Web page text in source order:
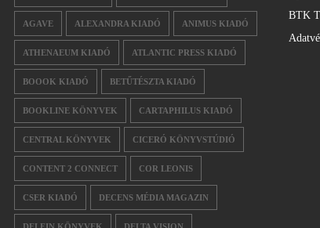
AGAVE ALEXANDRA KIADÓ ANIMUS KIADÓ
ATHENAEUM KIADÓ ATLANTIC PRESS KIADÓ
BOOOK KIADÓ BETŰTÉSZTA KIADÓ
BOOKLINE KÖNYVEK CARTAPHILUS KIADÓ
CENTRAL KÖNYVEK CICERÓ KÖNYVSTÚDIÓ
CONTENT 2 CONNECT COR LEONIS
CSER KIADÓ DECENS MÉDIA MAGAZIN
BTK